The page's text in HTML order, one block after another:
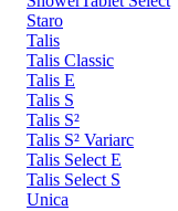
Staro
Talis
Talis Classic
Talis E
Talis S
Talis S²
Talis S² Variarc
Talis Select E
Talis Select S
Unica